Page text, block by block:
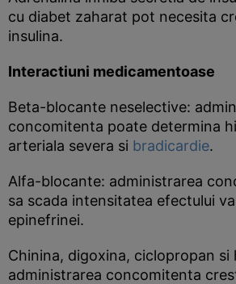
cu diabet zaharat pot necesita
insulina.
Interactiuni medicamentoase
Beta-blocante neselective:
concomitenta poate determina
arteriala severa si bradicardie.
Alfa-blocante: administrarea
sa scada intensitatea efectului
epinefrinei.
Chinina, digoxina, ciclopropan si
administrarea concomitenta